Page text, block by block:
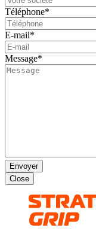
Téléphone*
E-mail*
Message*
Envoyer
Close